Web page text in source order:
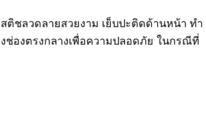
ติชลวดลายสวยงาม เย็บปะติดด้านหน้า ทำ
งช่องตรงกลางเพื่อความปลอดภัย ในกรณีที่